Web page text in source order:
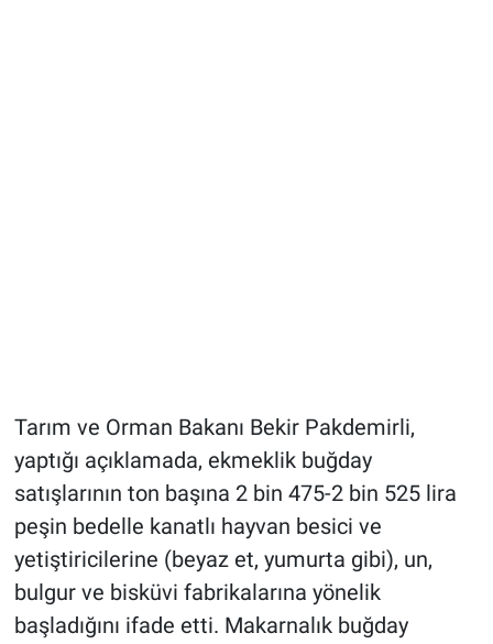
Tarım ve Orman Bakanı Bekir Pakdemirli,
yaptığı açıklamada, ekmeklik buğday
satışlarının ton başına 2 bin 475-2 bin 525 lira
peşin bedelle kanatlı hayvan besici ve
yetiştiricilerine (beyaz et, yumurta gibi), un,
bulgur ve bisküvi fabrikalarına yönelik
başladığını ifade etti. Makarnalık buğday